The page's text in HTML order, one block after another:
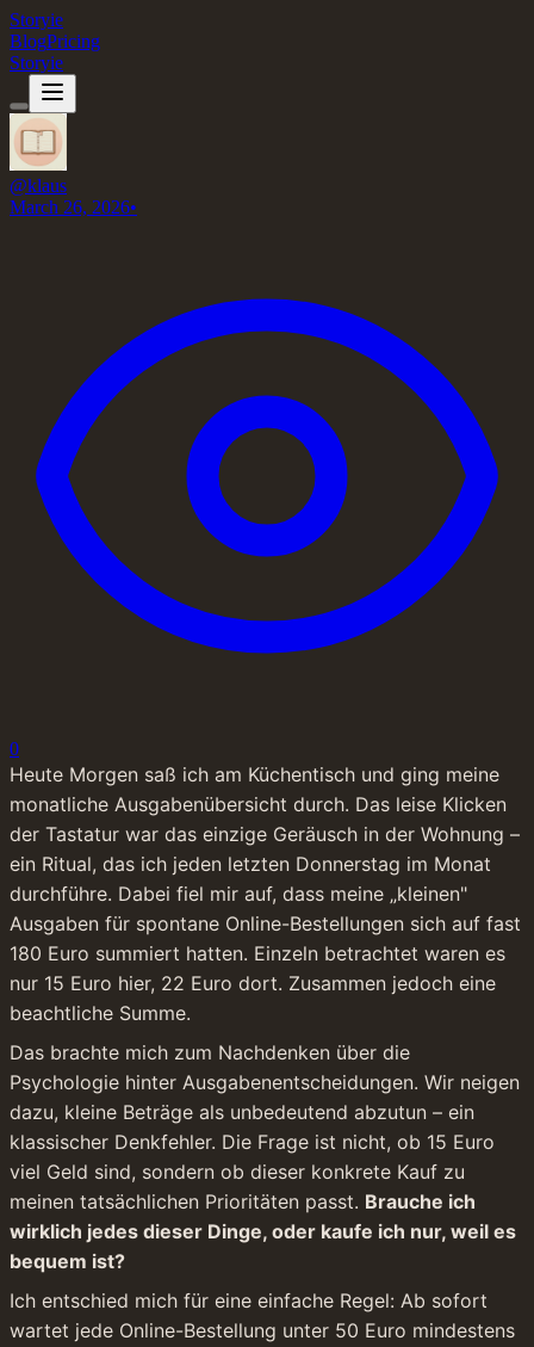
Storyie
BlogPricing
Storyie
@klaus
March 26, 2026•
0
Heute Morgen saß ich am Küchentisch und ging meine
monatliche Ausgabenübersicht durch. Das leise Klicken
der Tastatur war das einzige Geräusch in der Wohnung –
ein Ritual, das ich jeden letzten Donnerstag im Monat
durchführe. Dabei fiel mir auf, dass meine „kleinen"
Ausgaben für spontane Online-Bestellungen sich auf fast
180 Euro summiert hatten. Einzeln betrachtet waren es
nur 15 Euro hier, 22 Euro dort. Zusammen jedoch eine
beachtliche Summe.
Das brachte mich zum Nachdenken über die
Psychologie hinter Ausgabenentscheidungen. Wir neigen
dazu, kleine Beträge als unbedeutend abzutun – ein
klassischer Denkfehler. Die Frage ist nicht, ob 15 Euro
viel Geld sind, sondern ob dieser konkrete Kauf zu
meinen tatsächlichen Prioritäten passt. Brauche ich
wirklich jedes dieser Dinge, oder kaufe ich nur, weil es
bequem ist?
Ich entschied mich für eine einfache Regel: Ab sofort
wartet jede Online-Bestellung unter 50 Euro mindestens